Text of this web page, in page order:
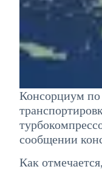
Консорциум по
сообщении
Как